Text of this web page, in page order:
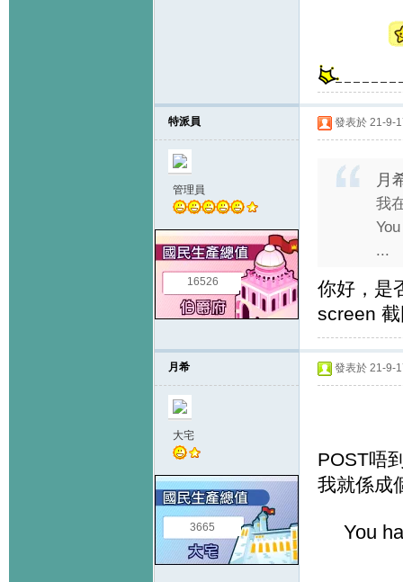
特派員
管理員
16526
發表於 21-9-
月
我
...
你好，是
screen
月希
大宅
3665
發表於 21-9-
POST唔
我就係成
You